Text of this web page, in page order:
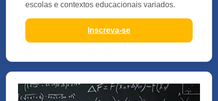
escolas e contextos educacionais variados.
Inscreva-se